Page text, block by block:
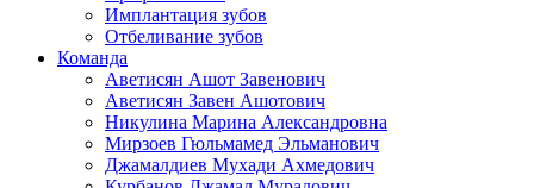
Имплантация зубов
Отбеливание зубов
Команда
Аветисян Ашот Завенович
Аветисян Завен Ашотович
Никулина Марина Александровна
Мирзоев Гюльмамед Эльманович
Джамалдиев Мухади Ахмедович